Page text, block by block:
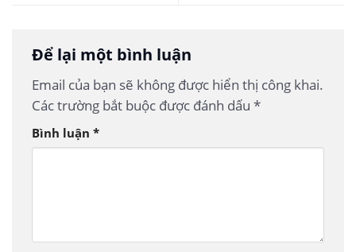
Để lại một bình luận
Email của bạn sẽ không được hiển thị công khai.
Các trường bắt buộc được đánh dấu *
Bình luận *